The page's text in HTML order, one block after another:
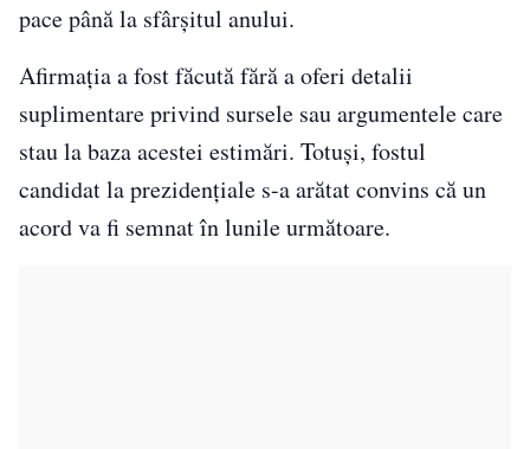
pace până la sfârșitul anului.
Afirmația a fost făcută fără a oferi detalii
suplimentare privind sursele sau argumentele care
stau la baza acestei estimări. Totuși, fostul
candidat la prezidențiale s-a arătat convins că un
acord va fi semnat în lunile următoare.